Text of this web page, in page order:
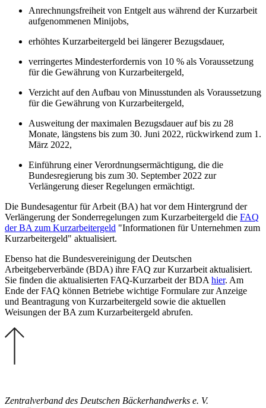
Anrechnungsfreiheit von Entgelt aus während der Kurzarbeit
aufgenommenen Minijobs,
erhöhtes Kurzarbeitergeld bei längerer Bezugsdauer,
verringertes Mindesterfordernis von 10 % als Voraussetzung
für die Gewährung von Kurzarbeitergeld,
Verzicht auf den Aufbau von Minusstunden als Voraussetzung
für die Gewährung von Kurzarbeitergeld,
Ausweitung der maximalen Bezugsdauer auf bis zu 28
Monate, längstens bis zum 30. Juni 2022, rückwirkend zum 1.
März 2022,
Einführung einer Verordnungsermächtigung, die die
Bundesregierung bis zum 30. September 2022 zur
Verlängerung dieser Regelungen ermächtigt.
Die Bundesagentur für Arbeit (BA) hat vor dem Hintergrund der
Verlängerung der Sonderregelungen zum Kurzarbeitergeld die FAQ
der BA zum Kurzarbeitergeld "Informationen für Unternehmen zum
Kurzarbeitergeld" aktualisiert.
Ebenso hat die Bundesvereinigung der Deutschen
Arbeitgeberverbände (BDA) ihre FAQ zur Kurzarbeit aktualisiert.
Sie finden die aktualisierten FAQ-Kurzarbeit der BDA hier. Am
Ende der FAQ können Betriebe wichtige Formulare zur Anzeige
und Beantragung von Kurzarbeitergeld sowie die aktuellen
Weisungen der BA zum Kurzarbeitergeld abrufen.
Zentralverband des Deutschen Bäckerhandwerks e. V.